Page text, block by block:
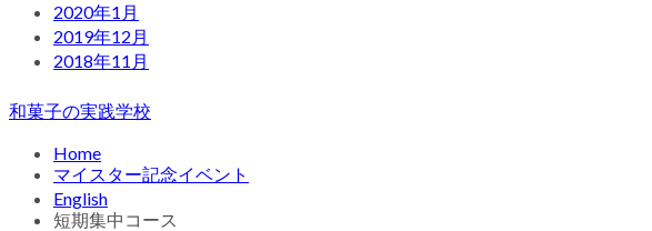
2020年1月
2019年12月
2018年11月
和菓子の実践学校
Home
マイスター記念イベント
English
短期集中コース